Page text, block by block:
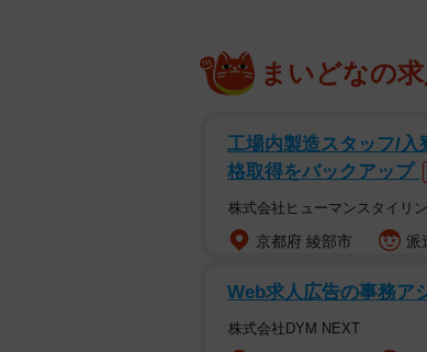
い診断を受けて――Xユーザ
いいます。今、ぴーちゃん
駐車場でうずくまって
まいどなの
工場内製造スタッフ/
格取得をバックアップ
株式会社ヒューマンスタイリ
京都府 綾部市 派
Web求人広告の事務ア
株式会社DYM NEXT